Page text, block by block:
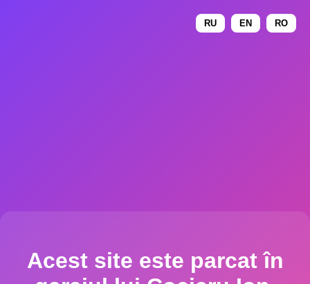
RU EN RO
Acest site este parcat în